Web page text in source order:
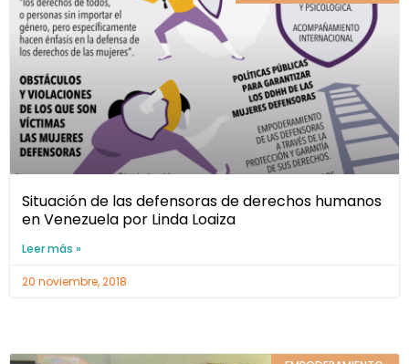
Situación de las defensoras de derechos humanos
en Venezuela por Linda Loaiza
Leer más »
20 noviembre, 2018